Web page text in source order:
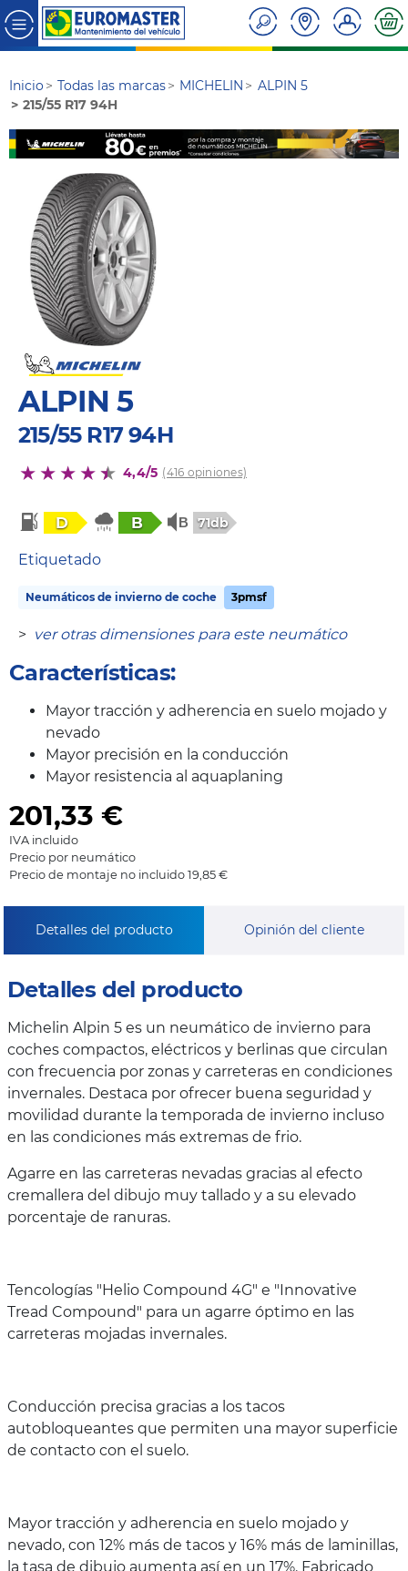
Inicio Todas las marcas MICHELIN
ALPIN 5
215/55 R17 94H
ALPIN 5
215/55 R17 94H
4,4/5 (416 opiniones)
D B 71db
Etiquetado
Neumáticos de invierno de coche 3pmsf
> ver otras dimensiones para este neumático
Características:
Mayor tracción y adherencia en suelo mojado y
nevado
Mayor precisión en la conducción
Mayor resistencia al aquaplaning
201,33 €
IVA incluido
Precio por neumático
Precio de montaje no incluido 19,85 €
Detalles del producto Opinión del cliente
Detalles del producto
Michelin Alpin 5 es un neumático de invierno para
coches compactos, eléctricos y berlinas que circulan
con frecuencia por zonas y carreteras en condiciones
invernales. Destaca por ofrecer buena seguridad y
movilidad durante la temporada de invierno incluso
en las condiciones más extremas de frio.
Agarre en las carreteras nevadas gracias al efecto
cremallera del dibujo muy tallado y a su elevado
porcentaje de ranuras.
Tencologías "Helio Compound 4G" e "Innovative
Tread Compound" para un agarre óptimo en las
carreteras mojadas invernales.
Conducción precisa gracias a los tacos
autobloqueantes que permiten una mayor superficie
de contacto con el suelo.
Mayor tracción y adherencia en suelo mojado y
nevado, con 12% más de tacos y 16% más de laminillas,
la tasa de dibujo aumenta así en un 17%. Fabricado